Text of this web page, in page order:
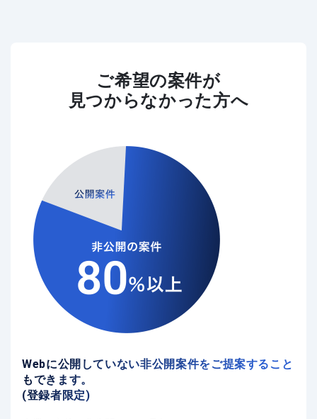
ご希望の案件が
見つからなかった方へ
Webに公開していない非公開案件をご提案すること
もできます。
(登録者限定)